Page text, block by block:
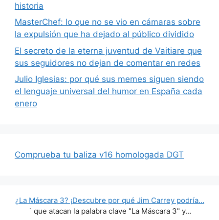
historia
MasterChef: lo que no se vio en cámaras sobre
la expulsión que ha dejado al público dividido
El secreto de la eterna juventud de Vaitiare que
sus seguidores no dejan de comentar en redes
Julio Iglesias: por qué sus memes siguen siendo
el lenguaje universal del humor en España cada
enero
Comprueba tu baliza v16 homologada DGT
¿La Máscara 3? ¡Descubre por qué Jim Carrey podría…
` que atacan la palabra clave "La Máscara 3" y…